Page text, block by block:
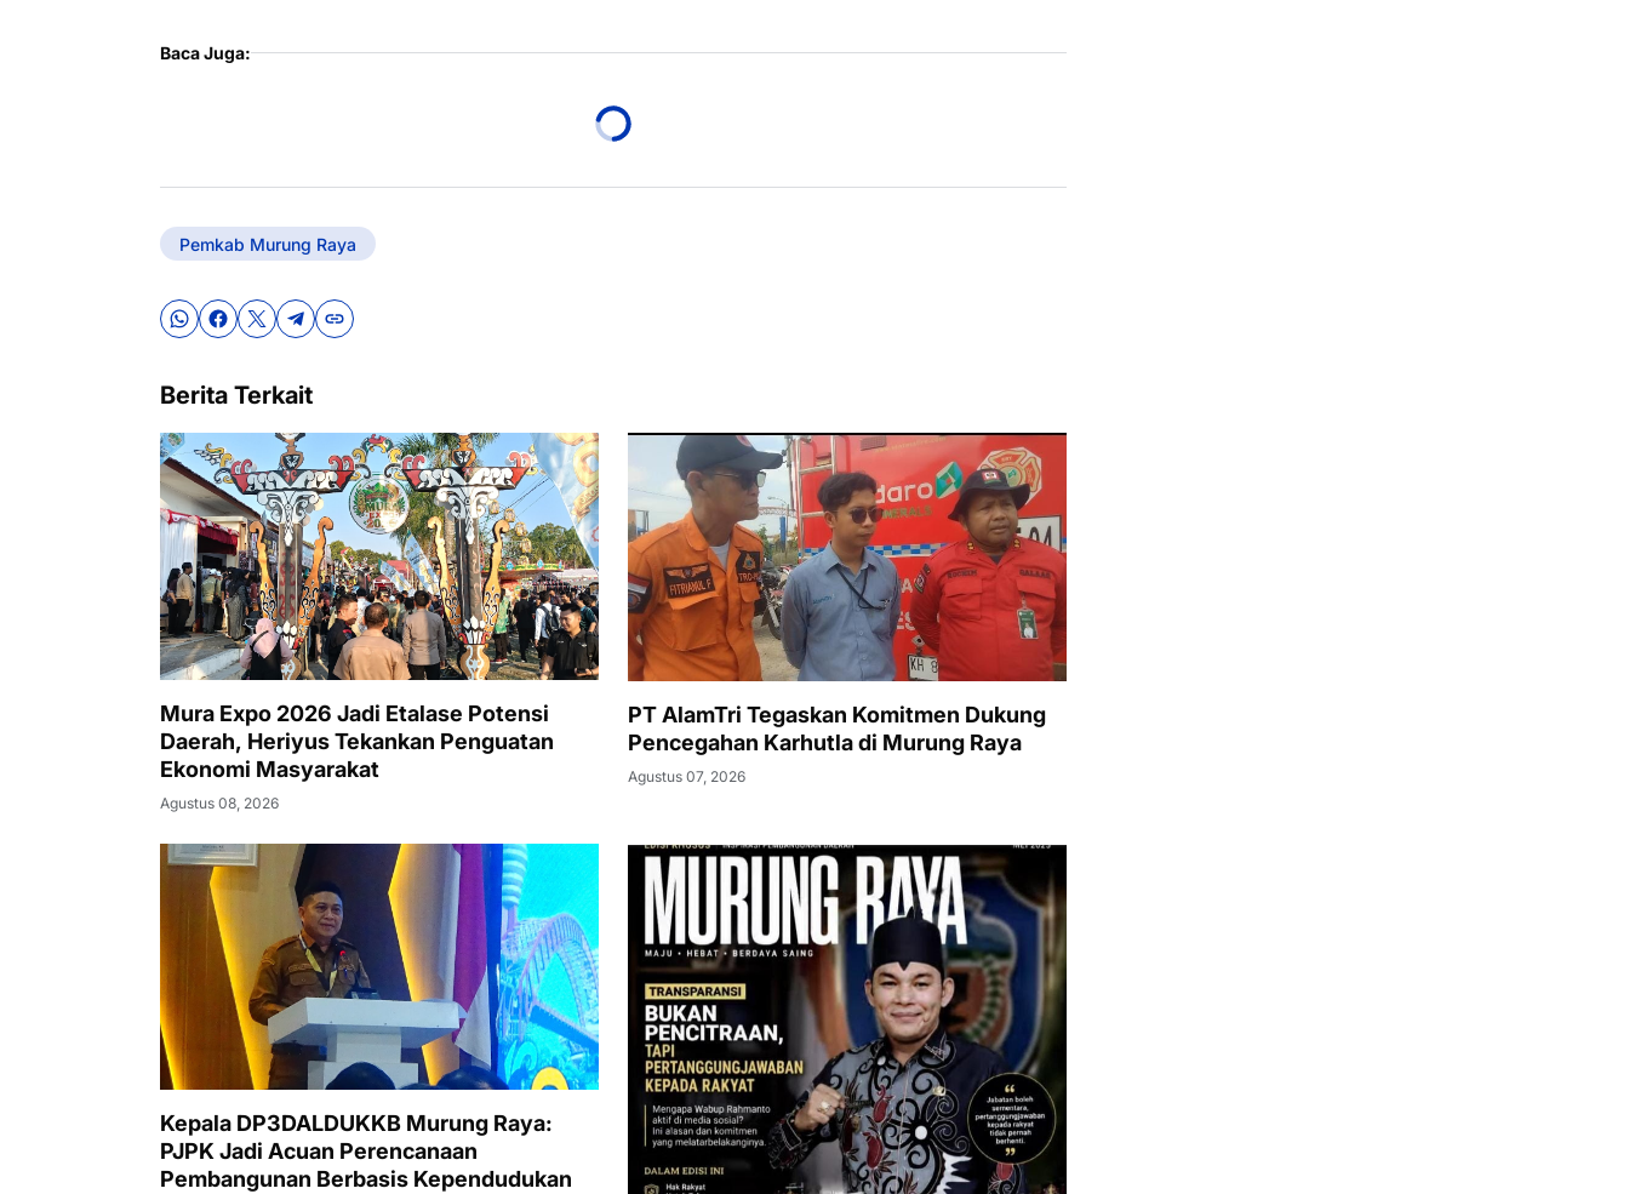
Baca Juga:
Pemkab Murung Raya
Berita Terkait
Mura Expo 2026 Jadi Etalase Potensi
Daerah, Heriyus Tekankan Penguatan
Ekonomi Masyarakat
Agustus 08, 2026
PT AlamTri Tegaskan Komitmen Dukung
Pencegahan Karhutla di Murung Raya
Agustus 07, 2026
Kepala DP3DALDUKKB Murung Raya:
PJPK Jadi Acuan Perencanaan
Pembangunan Berbasis Kependudukan